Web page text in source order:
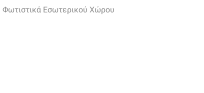
Φωτιστικά Εσωτερικού Χώρου